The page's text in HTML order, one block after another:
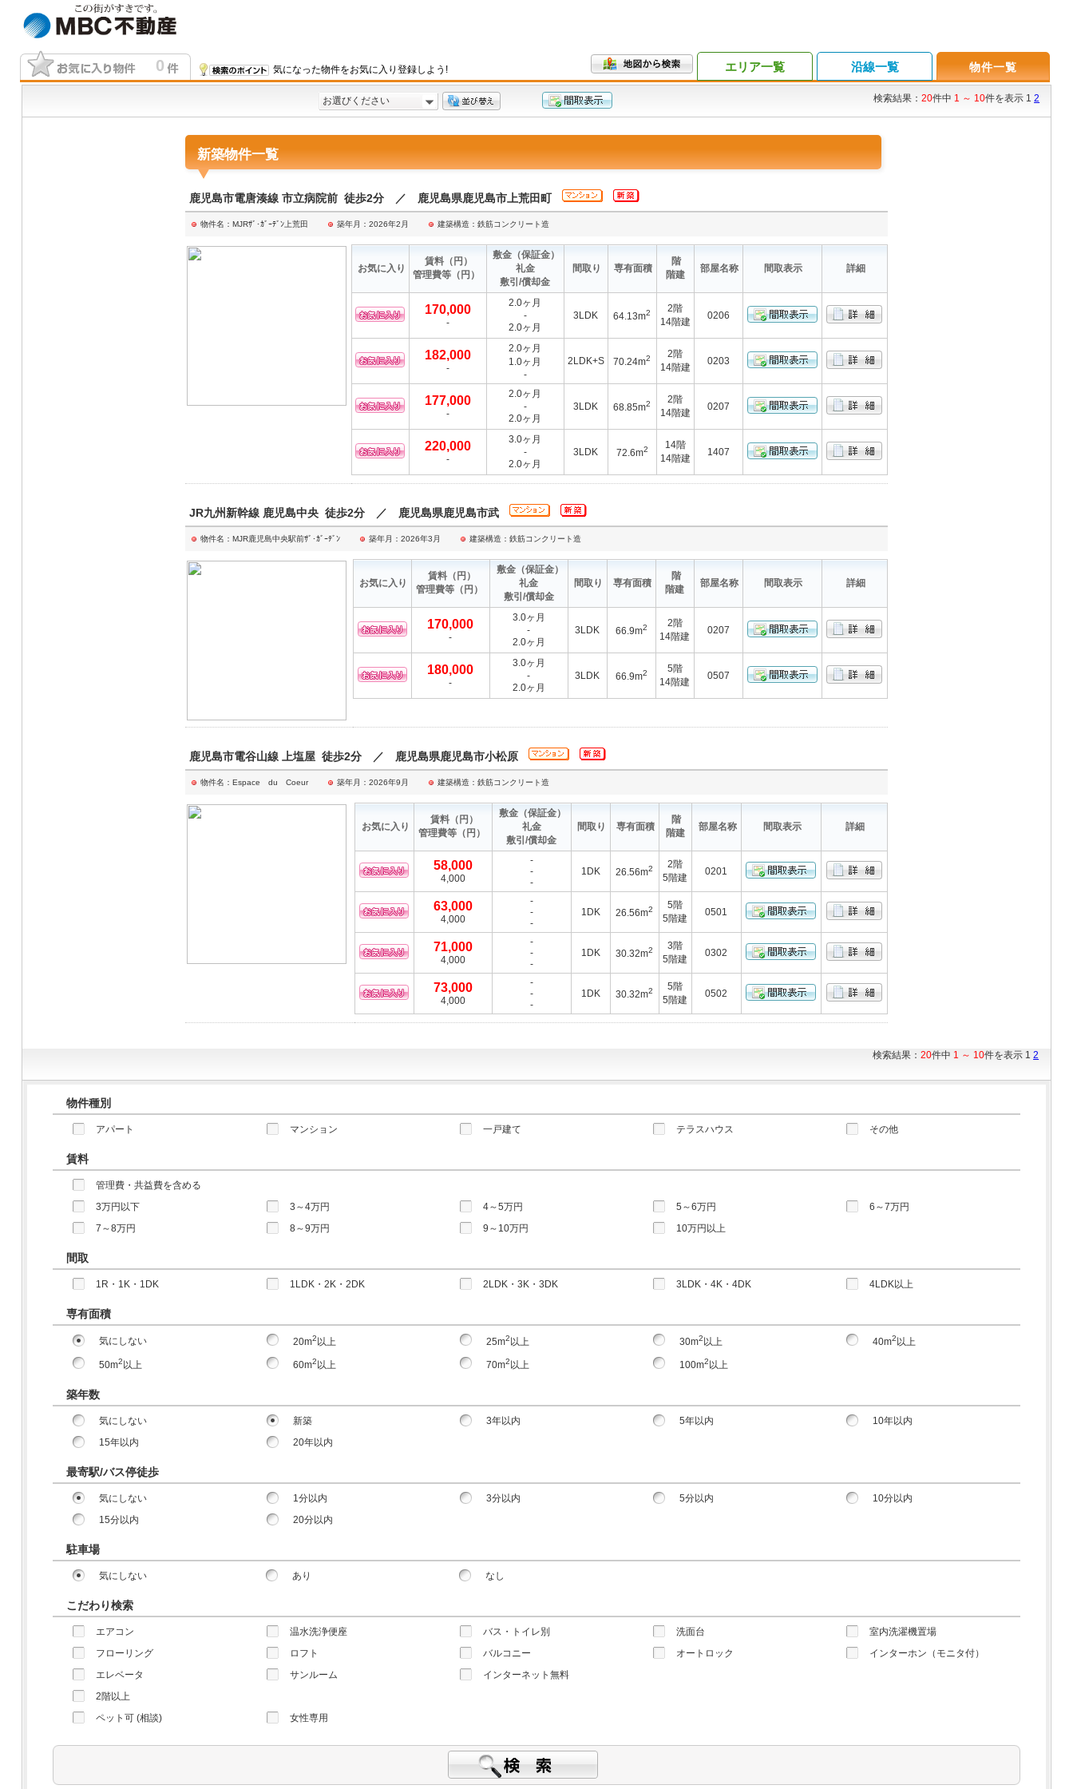
0 気になった物件をお気に入り登録しよう! 物件一覧
沿線一覧
エリア一覧
お選びください 検索結果：20件中 1 ～ 10件を表示 12
新築物件一覧
鹿児島市電唐湊線 市立病院前 徒歩2分 ／ 鹿児島県鹿児島市上荒田町
物件名：MJRｻﾞ･ｶﾞｰﾃﾞﾝ上荒田 築年月：2026年2月 建築構造：鉄筋コンクリート造
お気に入り
賃料 （円）
管理費等 （円）
敷金 （保証金）
礼金
敷引/償却金
間取り 専有面積
階
階建
部屋名称 間取表示 詳細
170,000
-
2.0ヶ月
-
2.0ヶ月
3LDK 64.13m2
2階
14階建
0206
182,000
-
2.0ヶ月
1.0ヶ月
-
2LDK+S 70.24m2
2階
14階建
0203
177,000
-
2.0ヶ月
-
2.0ヶ月
3LDK 68.85m2
2階
14階建
0207
220,000
-
3.0ヶ月
-
2.0ヶ月
3LDK 72.6m2
14階
14階建
1407
JR九州新幹線 鹿児島中央 徒歩2分 ／ 鹿児島県鹿児島市武
物件名：MJR鹿児島中央駅前ｻﾞ･ｶﾞｰﾃﾞﾝ 築年月：2026年3月 建築構造：鉄筋コンクリート造
お気に入り
賃料（円）
管理費等（円）
敷金（保証金）
礼金
敷引/償却金
間取り 専有面積
階
階建
部屋名称 間取表示 詳細
170,000
-
3.0ヶ月
-
2.0ヶ月
3LDK 66.9m2
2階
14階建
0207
180,000
-
3.0ヶ月
-
2.0ヶ月
3LDK 66.9m2
5階
14階建
0507
鹿児島市電谷山線 上塩屋 徒歩2分 ／ 鹿児島県鹿児島市小松原
物件名：Espace du Coeur 築年月：2026年9月 建築構造：鉄筋コンクリート造
お気に入り
賃料（円）
管理費等（円）
敷金 （保証金）
礼金
敷引/償却金
間取り 専有面積
階
階建
部屋名称 間取表示 詳細
58,000
4,000
-
-
-
1DK 26.56m2
2階
5階建
0201
63,000
4,000
-
-
-
1DK 26.56m2
5階
5階建
0501
71,000
4,000
-
-
-
1DK 30.32m2
3階
5階建
0302
73,000
4,000
-
-
-
1DK 30.32m2
5階
5階建
0502
検索結果：20件中 1 ～ 10件を表示 12
物件種別
アパート マンション 一戸建て テラスハウス その他
賃料
管理費・共益費を含める
3万円以下
3～4万円 4～5万円 5～6万円
6～7万円
7～8万円
8～9万円 9～10万円 10万円以上
間取
1R・1K・1DK 1LDK・2K・2DK 2LDK・3K・3DK 3LDK・4K・4DK 4LDK以上
専有面積
気にしない 20m2 以上 25m2 以上 30m2 以上 40m2 以上
50m2 以上 60m2 以上 70m2 以上 100m2 以上
築年数
気にしない 新築 3年以内 5年以内
10年以内
15年以内
20年以内
最寄駅/バス停徒歩
気にしない 1分以内 3分以内 5分以内
10分以内
15分以内
20分以内
駐車場
気にしない あり なし
こだわり検索
エアコン 温水洗浄便座 バス・トイレ別 洗面台
室内洗濯機置場
フローリング
ロフト バルコニー オートロック
インターホン（モニタ付）
エレベータ
サンルーム
インターネット無料
2階以上
ペット可 (相談)
女性専用